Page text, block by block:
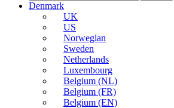
Denmark
UK
US
Norwegian
Sweden
Netherlands
Luxembourg
Belgium (NL)
Belgium (FR)
Belgium (EN)